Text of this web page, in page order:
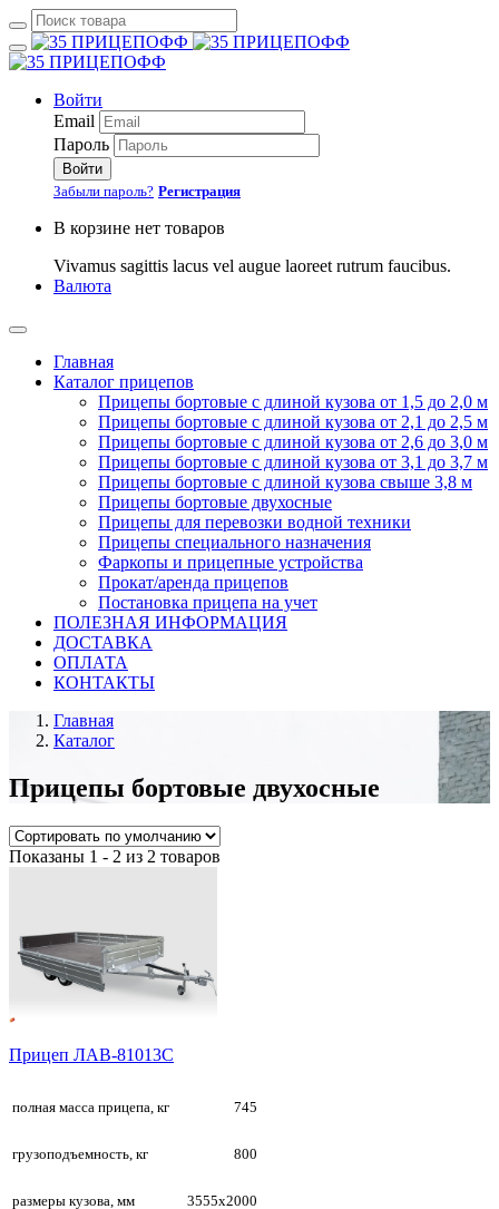
Войти
Email
Пароль
Войти
Забыли пароль? Регистрация
В корзине нет товаров
Vivamus sagittis lacus vel augue laoreet rutrum faucibus.
Валюта
Главная
Каталог прицепов
Прицепы бортовые с длиной кузова от 1,5 до 2,0 м
Прицепы бортовые с длиной кузова от 2,1 до 2,5 м
Прицепы бортовые с длиной кузова от 2,6 до 3,0 м
Прицепы бортовые с длиной кузова от 3,1 до 3,7 м
Прицепы бортовые с длиной кузова свыше 3,8 м
Прицепы бортовые двухосные
Прицепы для перевозки водной техники
Прицепы специального назначения
Фаркопы и прицепные устройства
Прокат/аренда прицепов
Постановка прицепа на учет
ПОЛЕЗНАЯ ИНФОРМАЦИЯ
ДОСТАВКА
ОПЛАТА
КОНТАКТЫ
Главная
Каталог
Прицепы бортовые двухосные
Показаны 1 - 2 из 2 товаров
Прицеп ЛАВ-81013C
полная масса прицепа, кг 745
грузоподъемность, кг 800
размеры кузова, мм 3555х2000